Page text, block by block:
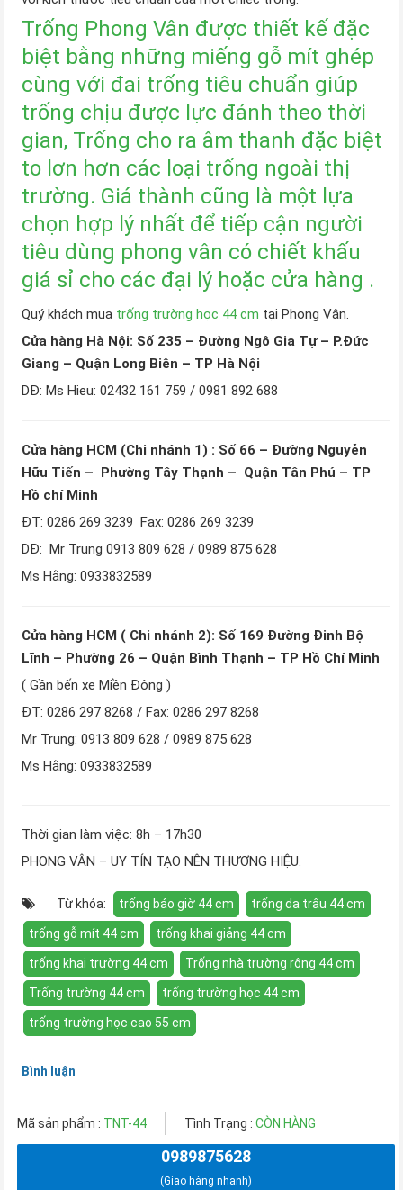
Trống Phong Vân được thiết kế đặc
biệt bằng những miếng gỗ mít ghép
cùng với đai trống tiêu chuẩn giúp
trống chịu được lực đánh theo thời
gian, Trống cho ra âm thanh đặc biệt
to lơn hơn các loại trống ngoài thị
trường. Giá thành cũng là một lựa
chọn hợp lý nhất để tiếp cận người
tiêu dùng phong vân có chiết khấu
giá sỉ cho các đại lý hoặc cửa hàng .
Quý khách mua trống trường học 44 cm tại Phong Vân.
Cửa hàng Hà Nội: Số 235 – Đường Ngô Gia Tự – P.Đức
Giang – Quận Long Biên – TP Hà Nội
DĐ: Ms Hieu: 02432 161 759 / 0981 892 688
Cửa hàng HCM (Chi nhánh 1) : Số 66 – Đường Nguyễn
Hữu Tiến – Phường Tây Thạnh – Quận Tân Phú – TP
Hồ chí Minh
ĐT: 0286 269 3239 Fax: 0286 269 3239
DĐ: Mr Trung 0913 809 628 / 0989 875 628
Ms Hằng: 0933832589
Cửa hàng HCM ( Chi nhánh 2): Số 169 Đường Đinh Bộ
Lĩnh – Phường 26 – Quận Bình Thạnh – TP Hồ Chí Minh
( Gần bến xe Miền Đông )
ĐT: 0286 297 8268 / Fax: 0286 297 8268
Mr Trung: 0913 809 628 / 0989 875 628
Ms Hằng: 0933832589
Thời gian làm việc: 8h – 17h30
PHONG VÂN – UY TÍN TẠO NÊN THƯƠNG HIỆU.
Từ khóa: trống báo giờ 44 cm trống da trâu 44 cm
trống gỗ mít 44 cm trống khai giảng 44 cm
trống khai trường 44 cm Trống nhà trường rộng 44 cm
Trống trường 44 cm trống trường học 44 cm
trống trường học cao 55 cm
Bình luận
Mã sản phẩm : TNT-44 Tình Trạng : CÒN HÀNG
0989875628
(Giao hàng nhanh)